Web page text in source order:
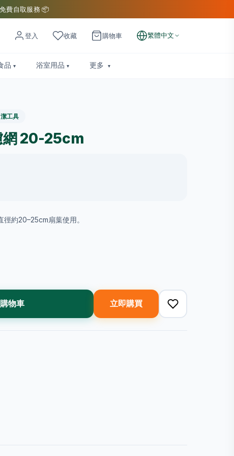
費自取服務 📦
登入 收藏 購物車 繁體中文
品 浴室用品 更多
工具
網 20-25cm
約20–25cm扇葉使用。
物車 立即購買